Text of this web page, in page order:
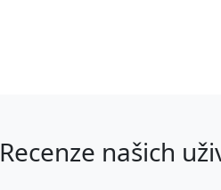
Recenze našich